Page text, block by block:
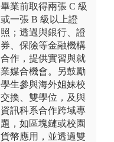
畢業前取得兩張 C 級
或一張 B 級以上證
照；透過與銀行、證
券、保險等金融機構
合作，提供實習與就
業媒合機會。另鼓勵
學生參與海外姐妹校
交換、雙學位，及與
資訊科系合作跨域專
題，如區塊鏈或校園
貨幣應用，並透過雙